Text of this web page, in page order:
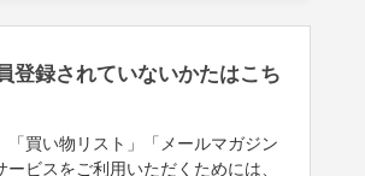
登録されていないかたはこち
「買い物リスト」「メールマガジン
ービスをご利用いただくためには、